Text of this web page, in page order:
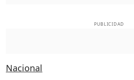
PUBLICIDAD
Nacional